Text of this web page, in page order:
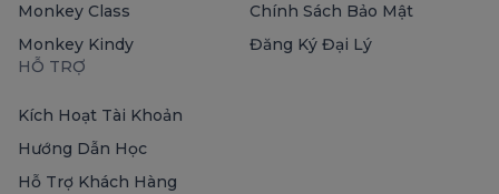
Monkey Class
Monkey Kindy
Chính Sách Bảo Mật
Đăng Ký Đại Lý
HỖ TRỢ
Kích Hoạt Tài Khoản
Hướng Dẫn Học
Hỗ Trợ Khách Hàng